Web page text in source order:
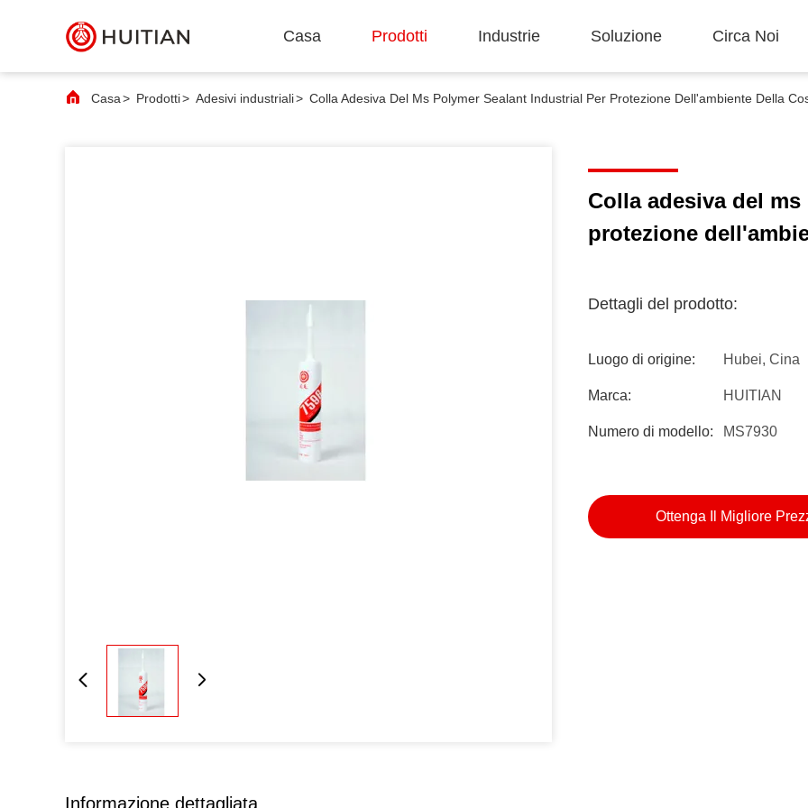
Casa Prodotti Industrie Soluzione Circa Noi
Casa> Prodotti> Adesivi industriali> Colla Adesiva Del Ms Polymer Sealant Industrial Per Protezione Dell'ambiente Della
Colla adesiva del
protezione
Dettagli del prodotto:
Luogo di origine: Hubei, Cina
Marca: HUITIAN
Numero di modello: MS7930
Ottenga Il Migliore
Informazione dettagliata